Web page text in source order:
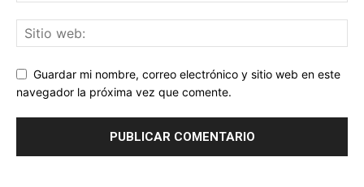
Guardar mi nombre, correo electrónico y sitio web en este
navegador la próxima vez que comente.